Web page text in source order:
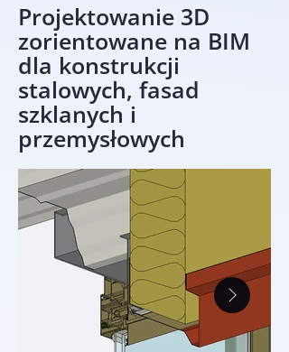
Projektowanie 3D
zorientowane na BIM
dla konstrukcji
stalowych, fasad
szklanych i
przemysłowych